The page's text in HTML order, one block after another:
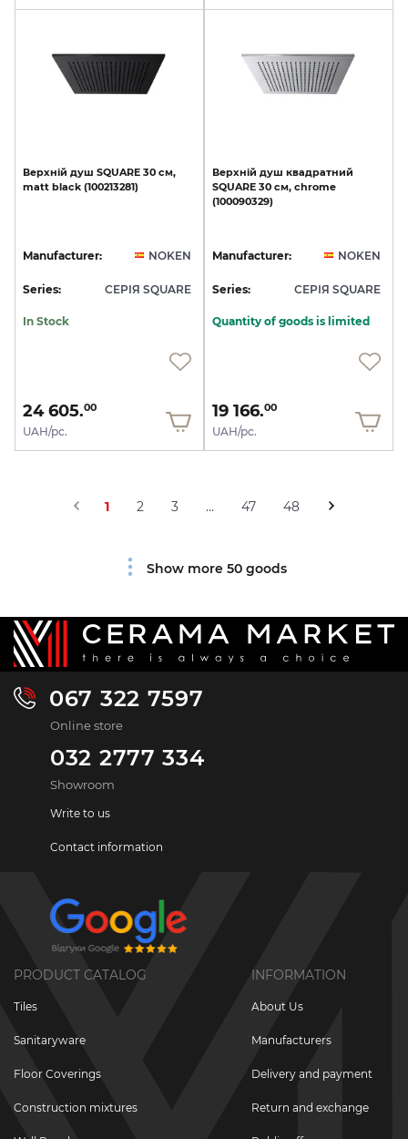
Верхній душ SQUARE 30 см,
matt black (100213281)
Manufacturer: NOKEN
Series: СЕРІЯ SQUARE
In Stock
24 605.00
UAH/pc.
Верхній душ квадратний
SQUARE 30 см, chrome
(100090329)
Manufacturer: NOKEN
Series: СЕРІЯ SQUARE
Quantity of goods is limited
19 166.00
UAH/pc.
1 2 3 ... 47 48
Show more 50 goods
067 322 7597
Online store
032 2777 334
Showroom
Write to us
Contact information
PRODUCT CATALOG
Tiles
Sanitaryware
Floor Coverings
Construction mixtures
INFORMATION
About Us
Manufacturers
Delivery and payment
Return and exchange